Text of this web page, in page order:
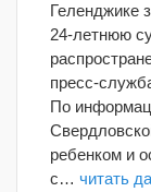
Геленджике
24-летнюю
пресс-
По
ребенком и
с… читать